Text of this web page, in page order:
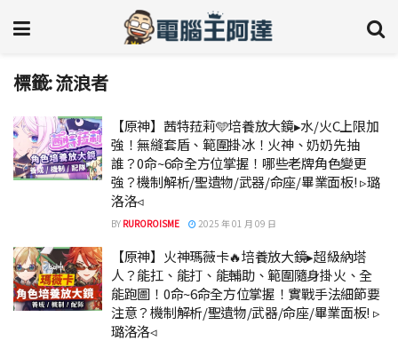
標籤:流浪者
【原神】茜特菈莉🩵培養放大鏡▸水/火C上限加
強！無縫套盾、範圍掛冰！火神、奶奶先抽
誰？0命~6命全方位掌握！哪些老牌角色變更
強？機制解析/聖遺物/武器/命座/畢業面板! ▹璐
洛洛◃
BY RUROROISME 2025 年 01 月 09 日
【原神】火神瑪薇卡🔥培養放大鏡▸超級納塔
人？能扛、能打、能輔助、範圍隨身掛火、全
能跑圖！0命~6命全方位掌握！實戰手法細節要
注意？機制解析/聖遺物/武器/命座/畢業面板! ▹
璐洛洛◃